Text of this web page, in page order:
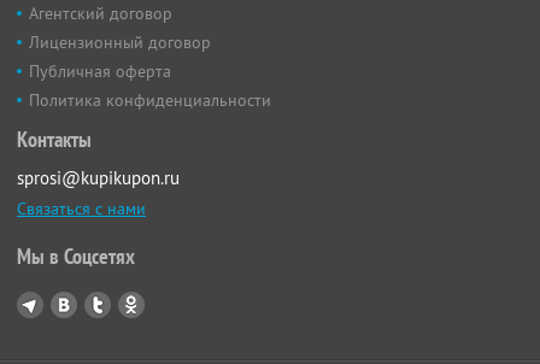
Агентский договор
Лицензионный договор
Публичная оферта
Политика конфиденциальности
Контакты
sprosi@kupikupon.ru
Связаться с нами
Мы в Соцсетях